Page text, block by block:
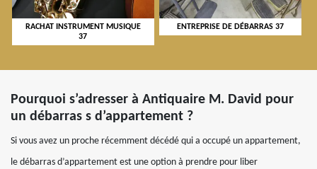
RACHAT INSTRUMENT MUSIQUE
37
ENTREPRISE DE DÉBARRAS 37
Pourquoi s’adresser à Antiquaire M. David pour
un débarras s d’appartement ?
Si vous avez un proche récemment décédé qui a occupé un appartement,
le débarras d’appartement est une option à prendre pour liber